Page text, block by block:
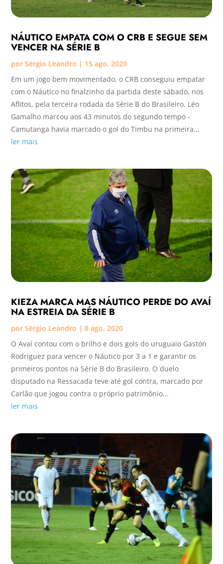
NÁUTICO EMPATA COM O CRB E SEGUE SEM
VENCER NA SÉRIE B
porSérgio Leandro | 15 ago, 2020
Em um jogo bem movimentado, o CRB conseguiu empatar
com o Náutico no finalzinho da partida deste sábado, nos
Aflitos, pela terceira rodada da Série B do Brasileiro. Léo
Gamalho marcou aos 43 minutos do segundo tempo -
Camutanga havia marcado o gol do Timbu na primeira...
ler mais
KIEZA MARCA MAS NÁUTICO PERDE DO AVAÍ
NA ESTREIA DA SÉRIE B
porSérgio Leandro |8 ago, 2020
O Avaí contou com o brilho e dois gols do uruguaio Gastón
Rodriguez para vencer o Náutico por 3 a 1 e garantir os
primeiros pontos na Série B do Brasileiro. O duelo
disputado na Ressacada teve até gol contra, marcado por
Carlão que jogou contra o próprio patrimônio...
ler mais